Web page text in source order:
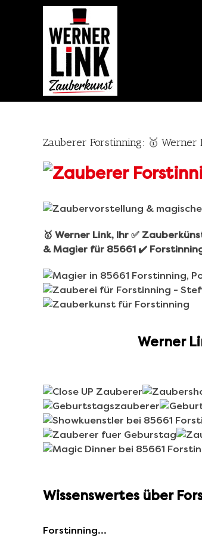
Zauberer Forstinning: 🥇
🥇 Werner Link, Ihr ✅
& Magier für 85661 ✔️
Werner
Wissenswertes über
Forstinning…